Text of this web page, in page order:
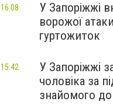
У Запоріжжі
ворожої
гуртожиток
16:08
У Запоріжжі
чоловіка за
знайомого
15:42